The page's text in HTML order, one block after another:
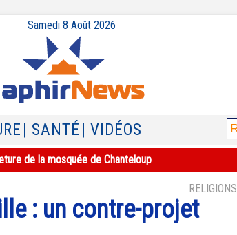
Samedi 8 Août 2026
| SANTÉ | VIDÉOS
de la mosquée de Chanteloup
RELIGIONS
: un contre-projet